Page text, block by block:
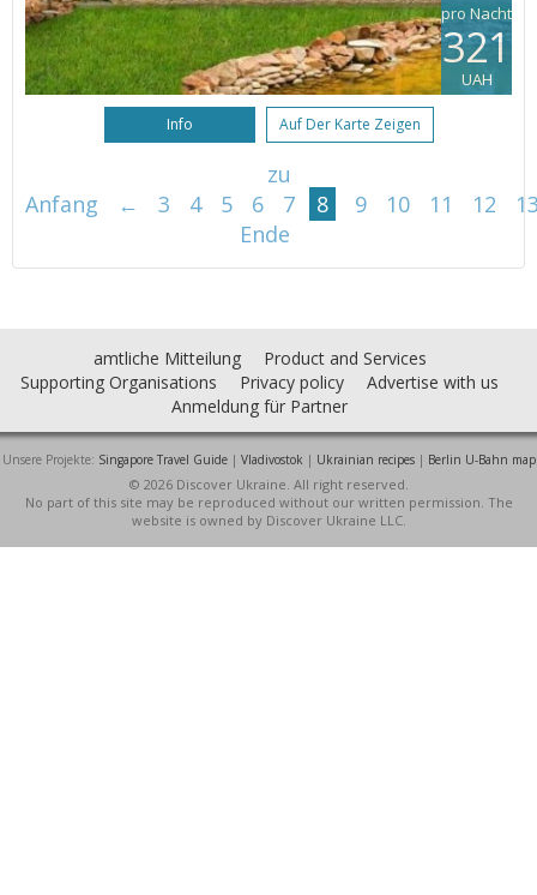
pro Nacht
321
UAH
Info Auf Der Karte Zeigen
zu
Anfang
← 3 4 5 6 7 8 9 10 11 12
Ende
amtliche Mitteilung
Product and Services
Supporting Organisations
Privacy policy
Advertise with us
Anmeldung für Partner
Unsere Projekte: Singapore Travel Guide| Vladivostok | Ukrainian recipes| Berlin U-Bahn map
© 2026 Discover Ukraine. All right reserved.
No part of this site may be reproduced without our written permission. The
website is owned by Discover Ukraine LLC.